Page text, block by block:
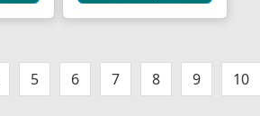
5 6 7 8 9 10